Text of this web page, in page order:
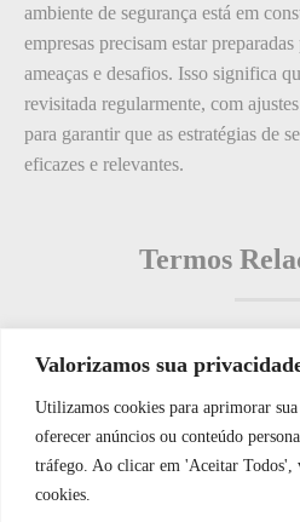
Valorizamos sua
Utilizamos cookies para aprimorar sua
oferecer anúncios ou conteúdo
tráfego. Ao clicar em 'Aceitar Todos',
cookies.
ambiente de segurança está em
empresas precisam estar
ameaças e desafios. Isso significa
revisitada regularmente, com
para garantir que as estratégias de
eficazes e relevantes.
Termos
Termos populares
O que é: Acesso por Cartão
O que é: Monitor de Áudio
WhatsApp JF Tech